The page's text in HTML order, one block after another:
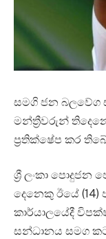
සමගි ජන බලවේග
මන්ත්‍රීවරුන්
ප්‍රතික්ෂේප කර
ශ්‍රී ලංකා පොදුජන
දෙනෙකු ඊයේ
කාර්යාලයේදී
සන්ධානය සමග